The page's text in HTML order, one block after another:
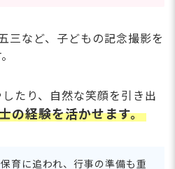
三など、子どもの記念撮影を
たり、自然な笑顔を引き出
の経験を活かせます。
育に追われ、行事の準備も重